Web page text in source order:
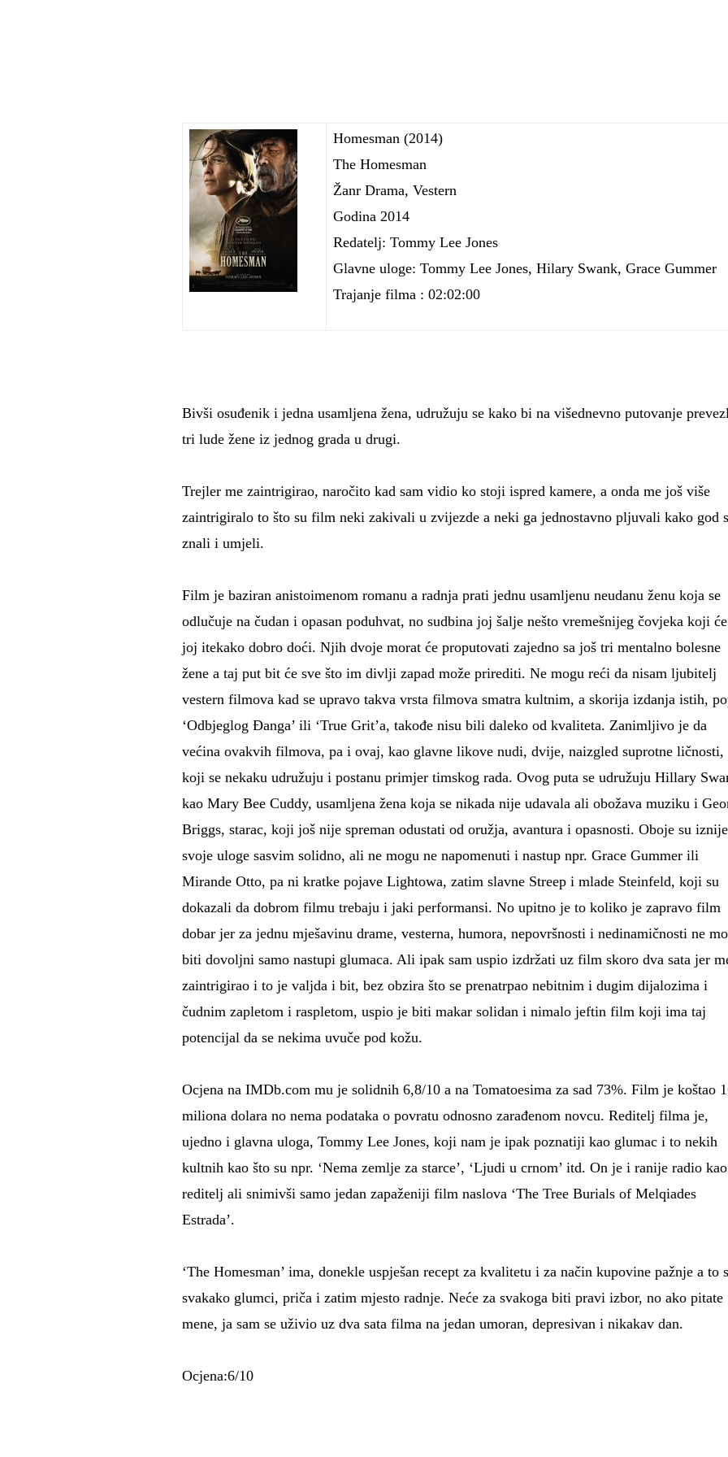
Homesman (2014)
The Homesman
Žanr Drama, Vestern
Godina 2014
Redatelj: Tommy Lee Jones
Glavne uloge: Tommy Lee Jones, Hilary Swank, Grace Gummer
Trajanje filma : 02:02:00
Bivši osuđenik i jedna usamljena žena, udružuju se kako bi na višednevno putovanje
tri lude žene iz jednog grada u drugi.
Trejler me zaintrigirao, naročito kad sam vidio ko stoji ispred kamere, a onda me još više
zaintrigiralo to što su film neki zakivali u zvijezde a neki ga jednostavno pljuvali kako god
znali i umjeli.
Film je baziran anistoimenom romanu a radnja prati jednu usamljenu neudanu ženu koja se
odlučuje na čudan i opasan poduhvat, no sudbina joj šalje nešto vremešnijeg čovjeka koji će
joj itekako dobro doći. Njih dvoje morat će proputovati zajedno sa još tri mentalno bolesne
žene a taj put bit će sve što im divlji zapad može prirediti. Ne mogu reći da nisam ljubitelj
vestern filmova kad se upravo takva vrsta filmova smatra kultnim, a skorija izdanja istih,
‘Odbjeglog Đanga’ ili ‘True Grit’a, takođe nisu bili daleko od kvaliteta. Zanimljivo je da
većina ovakvih filmova, pa i ovaj, kao glavne likove nudi, dvije, naizgled suprotne ličnosti,
koji se nekaku udružuju i postanu primjer timskog rada. Ovog puta se udružuju Hillary
kao Mary Bee Cuddy, usamljena žena koja se nikada nije udavala ali obožava muziku i
Briggs, starac, koji još nije spreman odustati od oružja, avantura i opasnosti. Oboje su
svoje uloge sasvim solidno, ali ne mogu ne napomenuti i nastup npr. Grace Gummer ili
Mirande Otto, pa ni kratke pojave Lightowa, zatim slavne Streep i mlade Steinfeld, koji su
dokazali da dobrom filmu trebaju i jaki performansi. No upitno je to koliko je zapravo film
dobar jer za jednu mješavinu drame, vesterna, humora, nepovršnosti i nedinamičnosti ne
biti dovoljni samo nastupi glumaca. Ali ipak sam uspio izdržati uz film skoro dva sata jer
zaintrigirao i to je valjda i bit, bez obzira što se prenatrpao nebitnim i dugim dijalozima i
čudnim zapletom i raspletom, uspio je biti makar solidan i nimalo jeftin film koji ima taj
potencijal da se nekima uvuče pod kožu.
Ocjena na IMDb.com mu je solidnih 6,8/10 a na Tomatoesima za sad 73%. Film je koštao
miliona dolara no nema podataka o povratu odnosno zarađenom novcu. Reditelj filma je,
ujedno i glavna uloga, Tommy Lee Jones, koji nam je ipak poznatiji kao glumac i to nekih
kultnih kao što su npr. ‘Nema zemlje za starce’, ‘Ljudi u crnom’ itd. On je i ranije radio kao
reditelj ali snimivši samo jedan zapaženiji film naslova ‘The Tree Burials of Melqiades
Estrada’.
‘The Homesman’ ima, donekle uspješan recept za kvalitetu i za način kupovine pažnje a to
svakako glumci, priča i zatim mjesto radnje. Neće za svakoga biti pravi izbor, no ako pitate
mene, ja sam se uživio uz dva sata filma na jedan umoran, depresivan i nikakav dan.
Ocjena:6/10